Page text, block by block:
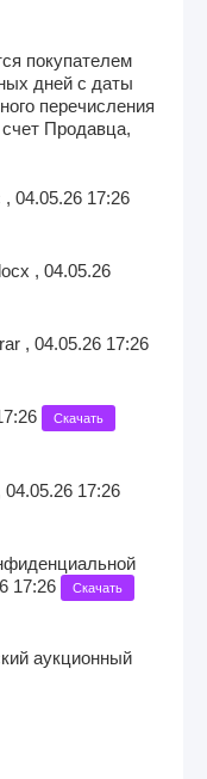
покупателем
дней с даты
перечисления
Продавца,
04.05.26 17:26
, 04.05.26
, 04.05.26 17:26
Скачать
04.05.26 17:26
17:26
Скачать
аукционный